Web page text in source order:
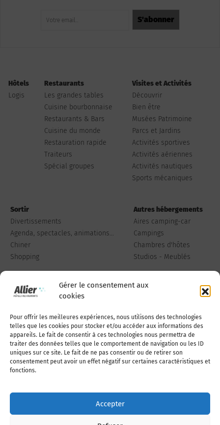
Gérer le consentement aux
cookies
Pour offrir les meilleures expériences, nous utilisons des technologies
telles que les cookies pour stocker et/ou accéder aux informations des
appareils. Le fait de consentir à ces technologies nous permettra de
traiter des données telles que le comportement de navigation ou les ID
uniques sur ce site. Le fait de ne pas consentir ou de retirer son
consentement peut avoir un effet négatif sur certaines caractéristiques et
fonctions.
Accepter
Hôtels
Logis
Restaurants
Les grandes tables
Cuisine bourbonnaise
Restaurants & Bars
Cuisine du monde
Restauration rapide
Traiteurs
Spécial groupes
Visites et Activités
Découvrir
Bien être
Musées Patrimoine
Parcs et Jardins
Activités sportives
Activités aériennes
Activités nautiques
Sports mécaniques
Sortir
Divertissements
Agenda, spectacles, animations...
Chiner
Shopping
Autres hébergements
Aires camping-car
Campings
Chambres d'hôtes
Studios - Meublés
Qui sommes-nous Publiez votre annonce
Adhérer à l’association Nous contacter
Politique de cookies (UE)